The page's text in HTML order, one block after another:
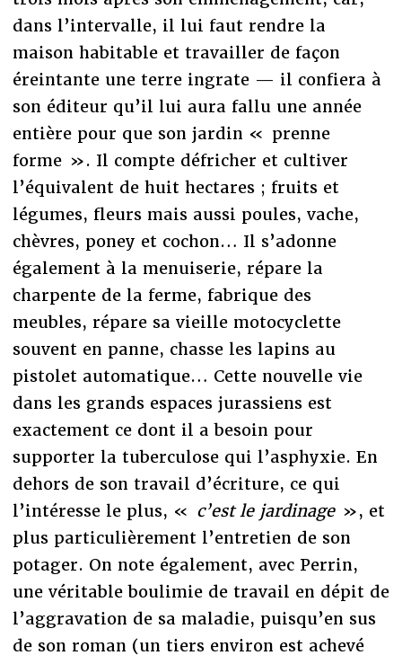
dans l’intervalle, il lui faut rendre la
maison habitable et travailler de façon
éreintante une terre ingrate — il confiera à
son éditeur qu’il lui aura fallu une année
entière pour que son jardin « prenne
forme ». Il compte défricher et cultiver
l’équivalent de huit hectares ; fruits et
légumes, fleurs mais aussi poules, vache,
chèvres, poney et cochon… Il s’adonne
également à la menuiserie, répare la
charpente de la ferme, fabrique des
meubles, répare sa vieille motocyclette
souvent en panne, chasse les lapins au
pistolet automatique… Cette nouvelle vie
dans les grands espaces jurassiens est
exactement ce dont il a besoin pour
supporter la tuberculose qui l’asphyxie. En
dehors de son travail d’écriture, ce qui
l’intéresse le plus, « c’est le jardinage», et
plus particulièrement l’entretien de son
potager. On note également, avec Perrin,
une véritable boulimie de travail en dépit de
l’aggravation de sa maladie, puisqu’en sus
de son roman (un tiers environ est achevé